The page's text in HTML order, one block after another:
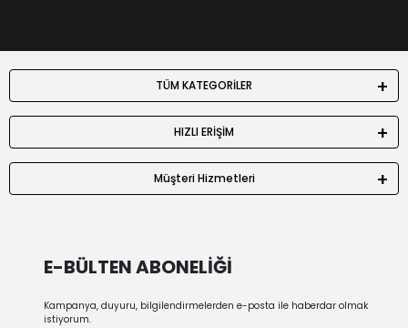
TÜM KATEGORİLER
HIZLI ERİŞİM
Müşteri Hizmetleri
E-BÜLTEN ABONELİĞİ
Kampanya, duyuru, bilgilendirmelerden e-posta ile haberdar olmak
istiyorum.